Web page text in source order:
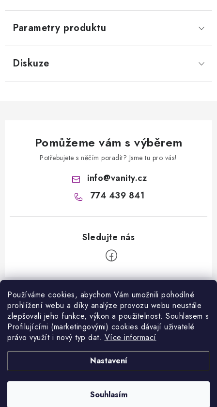
Používáme cookies, abychom Vám umožnili pohodlné
prohlížení webu a díky analýze provozu webu neustále
zlepšovali jeho funkce, výkon a použitelnost. Souhlasem s
Profilujícími (marketingovými) cookies dávají uživatelé
právo využít i nový typ dat. Více informací
Nastavení
Souhlasím
Parametry produktu
Diskuze
Pomůžeme vám s výběrem
Potřebujete s něčím poradit? Jsme tu pro vás!
info@vanity.cz
774 439 841
Z
Informace pro vás
Kontakty
Jak nakupovat
Podmínky ochrany osobních údajů
Facebook
Přijímáme online platby
Vytvořil Shoptet
Copyright 2026VANITY.cz. Všechna práva vyhrazena.